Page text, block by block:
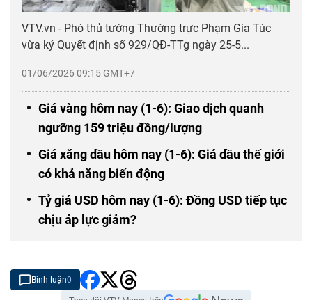
01/06/2026 09:15 GMT+7
VTV.vn - Phó thủ tướng Thường trực Phạm Gia Túc
vừa ký Quyết định số 929/QĐ-TTg ngày 25-5...
Giá vàng hôm nay (1-6): Giao dịch quanh
ngưỡng 159 triệu đồng/lượng
Giá xăng dầu hôm nay (1-6): Giá dầu thế giới
có khả năng biến động
Tỷ giá USD hôm nay (1-6): Đồng USD tiếp tục
chịu áp lực giảm?
Bình luận0